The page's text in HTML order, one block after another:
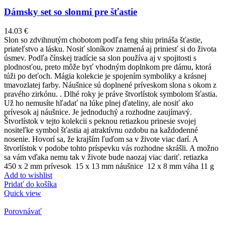
Dámsky set so slonmi pre šťastie
14.03 €
Slon so zdvihnutým chobotom podľa feng shiu prináša šťastie,
priateľstvo a lásku. Nosiť sloníkov znamená aj priniesť si do života
úsmev. Podľa čínskej tradície sa slon používa aj v spojitosti s
plodnosťou, preto môže byť vhodným doplnkom pre dámu, ktorá
túži po deťoch. Mágia kolekcie je spojením symboliky a krásnej
tmavozlatej farby. Náušnice sú doplnené príveskom slona s okom z
pravého zirkónu. . Dlhé roky je práve štvorlístok symbolom šťastia.
Už ho nemusíte hľadať na lúke plnej ďateliny, ale nosiť ako
prívesok aj náušnice. Je jednoduchý a rozhodne zaujímavý.
Štvorlístok v tejto kolekcii s peknou retiazkou prinesie svojej
nositeľke symbol šťastia aj atraktívnu ozdobu na každodenné
nosenie. Hovorí sa, že krajším ľuďom sa v živote viac darí. A
štvorlístok v podobe tohto príspevku vás rozhodne skrášli. A možno
sa vám vďaka nemu tak v živote bude naozaj viac dariť. retiazka
450 x 2 mm prívesok 15 x 13 mm náušnice 12 x 8 mm váha 11 g
Add to wishlist
Pridať do košíka
Quick view
Porovnávať